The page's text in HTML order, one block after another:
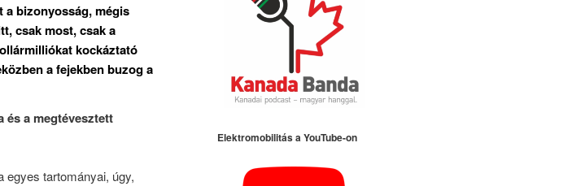
a bizonyosság, mégis
csak most, csak a
kockáztató
a fejekben buzog a
és a megtévesztett
egyes tartományai, úgy,
Elektromobilitás a YouTube-on